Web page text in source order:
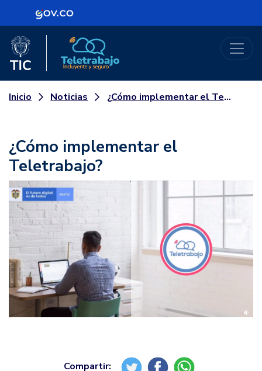
Logo Gobierno de Colombia
Logo del Ministerio TIC
Inicio Noticias ¿Cómo implementar el Teletrabajo?
¿Cómo implementar el
Teletrabajo?